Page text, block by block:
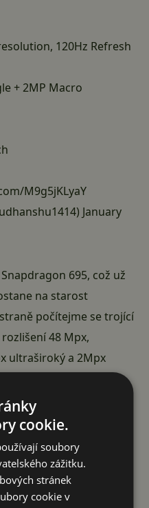
120Hz Refresh
+ 2MP Macro
M9g5jKLyaY
January
Snapdragon 695, což už
na starost
počítejme se trojící
48 Mpx,
ultraširoký a 2Mpx
cookie.
soubory
zážitku.
stránek
cookie v